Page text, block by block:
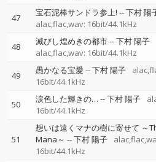
47 宝石泥棒サンドラ参上! --下村 陽
alac,flac,wav: 16bit/44.1kHz
48 滅びし煌めきの都市--下村 陽子
alac,flac,wav: 16bit/44.1kHz
49 愚かなる宝愛--下村 陽子
16bit/44.1kHz
50 涙色した輝きの… --下村 陽子
16bit/44.1kHz
51
想いは遠くマナの樹に寄せて ～
Mana～ --下村 陽子
16bit/44.1kHz